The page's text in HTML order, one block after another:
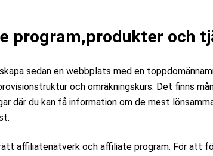
program,produkter och
sedan en webbplats med en
och omräkningskurs. Det finns
där du kan få information om de mest
affiliatenätverk och affiliate program. För att